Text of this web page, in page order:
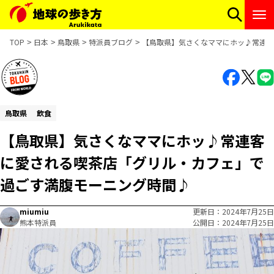
TOP 日本 鳥取県 特派員ブログ 【鳥取県】気さくなママにホッ♪常連
鳥取県 飲食
【鳥取県】気さくなママにホッ♪常連客
に愛される喫茶店「グリル・カフェ」で
過ごす満腹モーニング時間♪
miumiu
熊本特派員
更新日
2024年7月25日
公開日
2024年7月25日